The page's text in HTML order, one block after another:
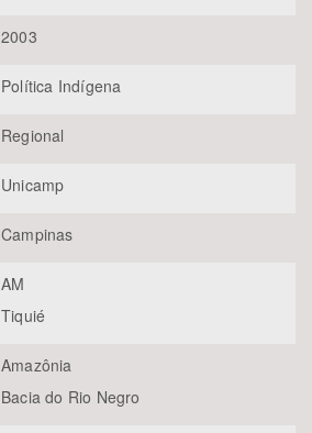
2003
Política Indígena
Regional
Unicamp
Campinas
AM
Tiquié
Amazônia
Bacia do Rio Negro